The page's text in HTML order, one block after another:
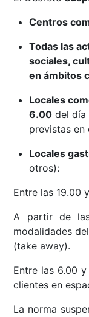
Centros
Todas las
sociales,
en ámbitos
Locales
6.00 del día
previstas en
Locales
otros):
Entre las 19.00
A partir de
modalidades
(take away).
Entre las 6.00
clientes en
La norma